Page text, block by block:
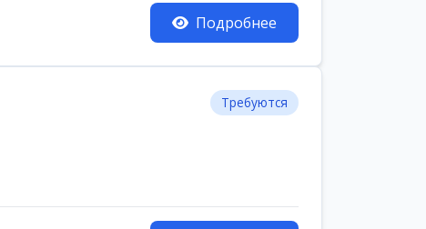
Подробнее
Требуются